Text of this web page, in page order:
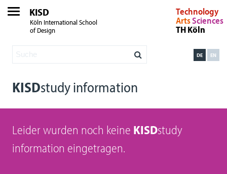
KISD
Köln International School
of Design
Technology
ArtsSciences
TH Köln
EN
DE
KISDstudy information
Leider wurden noch keine KISDstudy
information eingetragen.